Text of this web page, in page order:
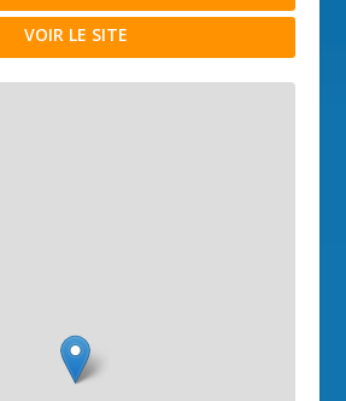
VOIR LE SITE